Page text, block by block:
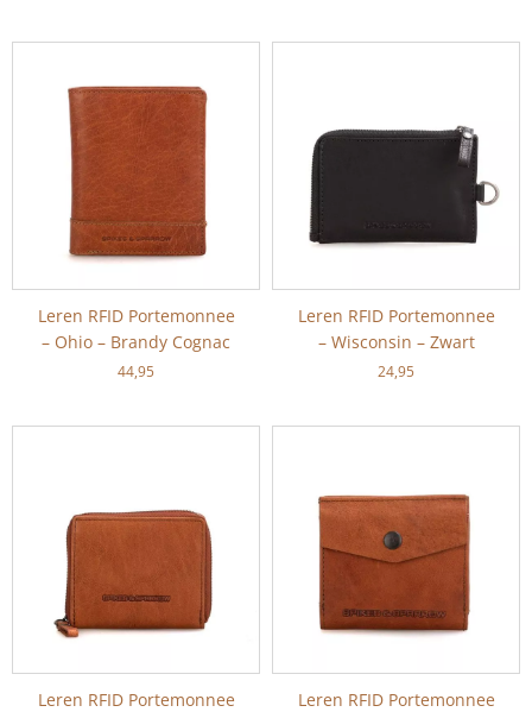
Leren RFID Portemonnee
– Ohio – Brandy Cognac
44,95
Leren RFID Portemonnee
– Wisconsin – Zwart
24,95
Leren RFID Portemonnee
Leren RFID Portemonnee